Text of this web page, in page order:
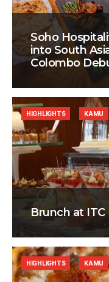
Soho
into South
Colombo
Brunch at ITC
HIGHLIGHTS KAMU
HIGHLIGHTS KAMU